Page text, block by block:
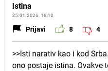
Istina
25.01.2026. 18:10
Prijavi 8 4
>>Isti narativ kao i kod
ono postaje istina. Ovakve